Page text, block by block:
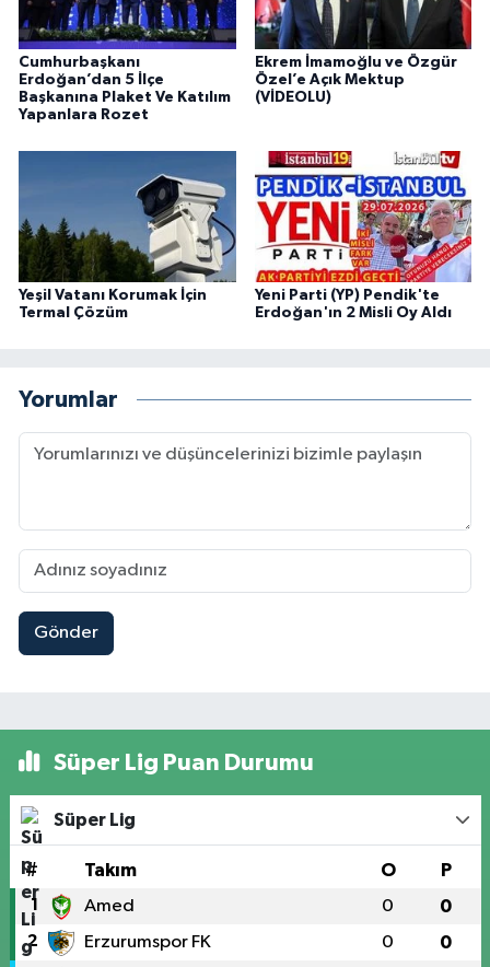
Cumhurbaşkanı
Erdoğan’dan 5 İlçe
Başkanına Plaket Ve Katılım
Yapanlara Rozet
Ekrem İmamoğlu ve Özgür
Özel’e Açık Mektup
(VİDEOLU)
Yeşil Vatanı Korumak İçin
Termal Çözüm
Yeni Parti (YP) Pendik'te
Erdoğan'ın 2 Misli Oy Aldı
Yorumlar
Gönder
Süper Lig Puan Durumu
Süper Lig
# Takım O P
1 Amed 0 0
2 Erzurumspor FK 0 0